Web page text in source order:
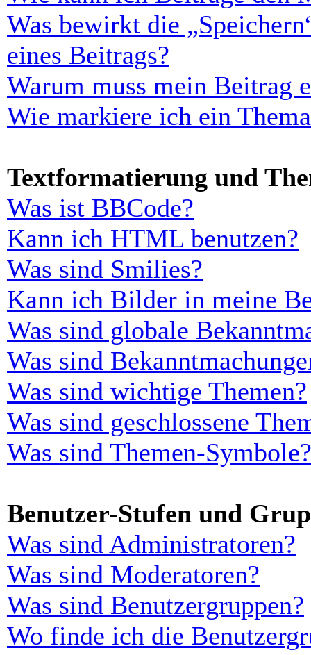
Was bewirkt die
eines Beitrags?
Warum muss mein Beitrag
Wie markiere ich ein
Textformatierung und
Was ist BBCode?
Kann ich HTML benutzen?
Was sind Smilies?
Kann ich Bilder in meine
Was sind globale
Was sind
Was sind wichtige Themen?
Was sind geschlossene
Was sind Themen-Symbole?
Benutzer-Stufen und
Was sind Administratoren?
Was sind Moderatoren?
Was sind Benutzergruppen?
Wo finde ich die